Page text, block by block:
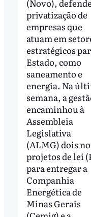
(Novo),
privatização de
empresas que
atuam em
estratégicos
Estado, como
saneamento e
energia. Na
semana, a
encaminhou à
Assembleia
Legislativa
(ALMG) dois
projetos de lei
para entregar a
Companhia
Energética de
Minas Gerais